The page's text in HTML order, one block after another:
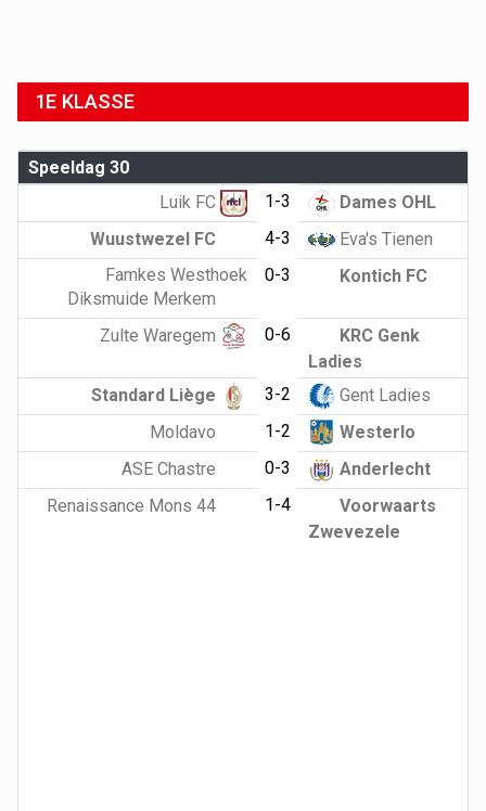
1E KLASSE
Speeldag 30
Luik FC
1-3
Dames OHL
Wuustwezel FC
4-3
Eva's Tienen
Famkes Westhoek
Diksmuide Merkem
0-3 Kontich FC
Zulte Waregem 0-6
KRC Genk
Ladies
Standard Liège
3-2
Gent Ladies
Moldavo
1-2
Westerlo
ASE Chastre
0-3
Anderlecht
Renaissance Mons 44
1-4
Voorwaarts
Zwevezele